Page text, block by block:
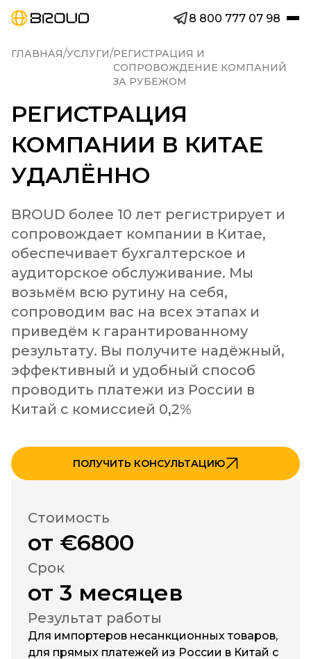
8 800 777 07 98
ГЛАВНАЯ/УСЛУГИ/РЕГИСТРАЦИЯ И
СОПРОВОЖДЕНИЕ КОМПАНИЙ
ЗА РУБЕЖОМ
РЕГИСТРАЦИЯ
КОМПАНИИ В КИТАЕ
УДАЛЁННО
BROUD более 10 лет регистрирует и
сопровождает компании в Китае,
обеспечивает бухгалтерское и
аудиторское обслуживание. Мы
возьмём всю рутину на себя,
сопроводим вас на всех этапах и
приведём к гарантированному
результату. Вы получите надёжный,
эффективный и удобный способ
проводить платежи из России в
Китай с комиссией 0,2%
ПОЛУЧИТЬ КОНСУЛЬТАЦИЮ
Стоимость
от €6800
Срок
от 3 месяцев
Результат работы
Для импортеров несанкционных товаров,
для прямых платежей из России в Китай с